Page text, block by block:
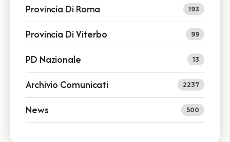
Provincia Di Roma 193
Provincia Di Viterbo 99
PD Nazionale 13
Archivio Comunicati 2237
News 500